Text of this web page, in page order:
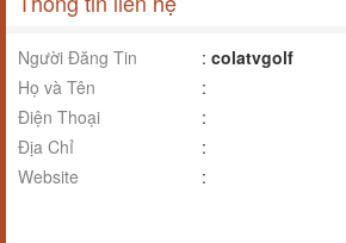
Người Đăng Tin : colatvgolf
Họ và Tên
:
Điện Thoại
:
Địa Chỉ
:
Website
: